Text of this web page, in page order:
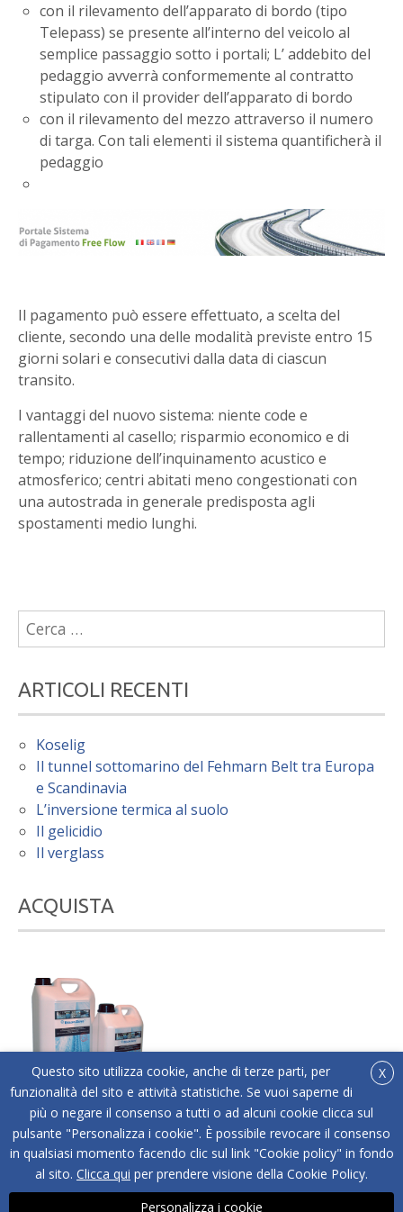
con il rilevamento dell’apparato di bordo (tipo
Telepass) se presente all’interno del veicolo al
semplice passaggio sotto i portali; L’ addebito del
pedaggio avverrà conformemente al contratto
stipulato con il provider dell’apparato di bordo
con il rilevamento del mezzo attraverso il numero
di targa. Con tali elementi il sistema quantificherà il
pedaggio
Il pagamento può essere effettuato, a scelta del
cliente, secondo una delle modalità previste entro 15
giorni solari e consecutivi dalla data di ciascun
transito.
I vantaggi del nuovo sistema: niente code e
rallentamenti al casello; risparmio economico e di
tempo; riduzione dell’inquinamento acustico e
atmosferico; centri abitati meno congestionati con
una autostrada in generale predisposta agli
spostamenti medio lunghi.
Ricerca
per:
ARTICOLI RECENTI
Koselig
Il tunnel sottomarino del Fehmarn Belt tra Europa
e Scandinavia
L’inversione termica al suolo
Il gelicidio
Il verglass
ACQUISTA
Acquista online Below Zero® l'antigelo liquido adatto
a tutti i tipi di superfici.
ACQUISTA
X
Questo sito utilizza cookie, anche di terze parti, per
funzionalità del sito e attività statistiche. Se vuoi saperne di
più o negare il consenso a tutti o ad alcuni cookie clicca sul
pulsante "Personalizza i cookie". È possibile revocare il consenso
in qualsiasi momento facendo clic sul link "Cookie policy" in fondo
al sito. Clicca qui per prendere visione della Cookie Policy.
Personalizza i cookie